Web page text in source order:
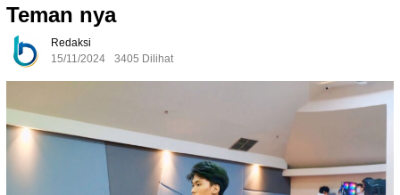
Teman nya
Redaksi
15/11/2024
3405 Dilihat